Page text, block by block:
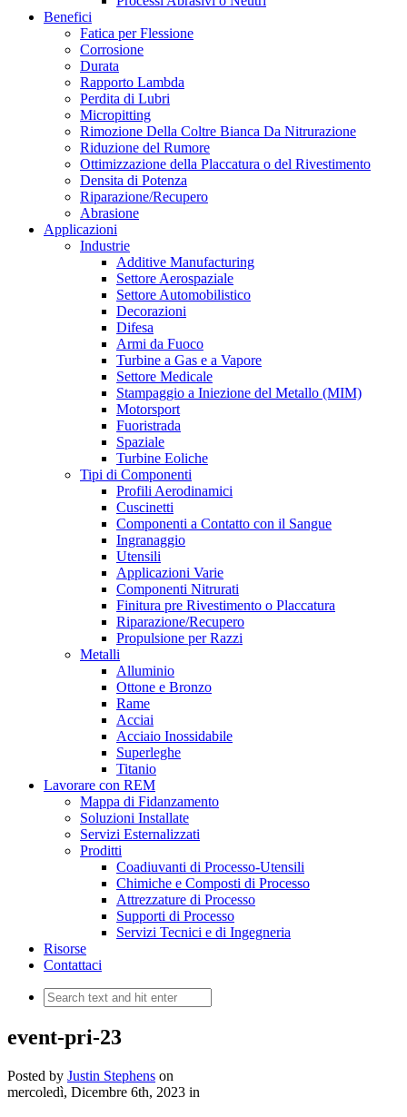
Benefici
Fatica per Flessione
Corrosione
Durata
Rapporto Lambda
Perdita di Lubri
Micropitting
Rimozione Della Coltre Bianca Da Nitrurazione
Riduzione del Rumore
Ottimizzazione della Placcatura o del Rivestimento
Densita di Potenza
Riparazione/Recupero
Abrasione
Applicazioni
Industrie
Additive Manufacturing
Settore Aerospaziale
Settore Automobilistico
Decorazioni
Difesa
Armi da Fuoco
Turbine a Gas e a Vapore
Settore Medicale
Stampaggio a Iniezione del Metallo (MIM)
Motorsport
Fuoristrada
Spaziale
Turbine Eoliche
Tipi di Componenti
Profili Aerodinamici
Cuscinetti
Componenti a Contatto con il Sangue
Ingranaggio
Utensili
Applicazioni Varie
Componenti Nitrurati
Finitura pre Rivestimento o Placcatura
Riparazione/Recupero
Propulsione per Razzi
Metalli
Alluminio
Ottone e Bronzo
Rame
Acciai
Acciaio Inossidabile
Superleghe
Titanio
Lavorare con REM
Mappa di Fidanzamento
Soluzioni Installate
Servizi Esternalizzati
Proditti
Coadiuvanti di Processo-Utensili
Chimiche e Composti di Processo
Attrezzature di Processo
Supporti di Processo
Servizi Tecnici e di Ingegneria
Risorse
Contattaci
event-pri-23
Posted by Justin Stephens on
mercoledì, Dicembre 6th, 2023 in